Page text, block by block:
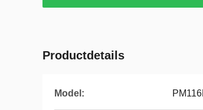
Productdetails
Model: